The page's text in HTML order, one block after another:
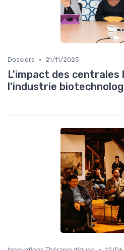
Dossiers • 21/11/2025
L'impact des centrales
l'industrie